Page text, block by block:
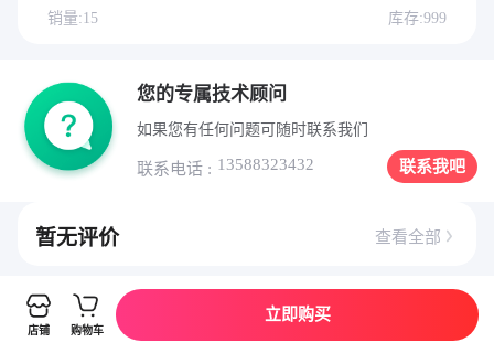
销量:15 库存:999
您的专属技术顾问
如果您有任何问题可随时联系我们
联系电话 : 13588323432 联系我吧
暂无评价 查看全部
详情介绍
店铺 购物车
立即购买